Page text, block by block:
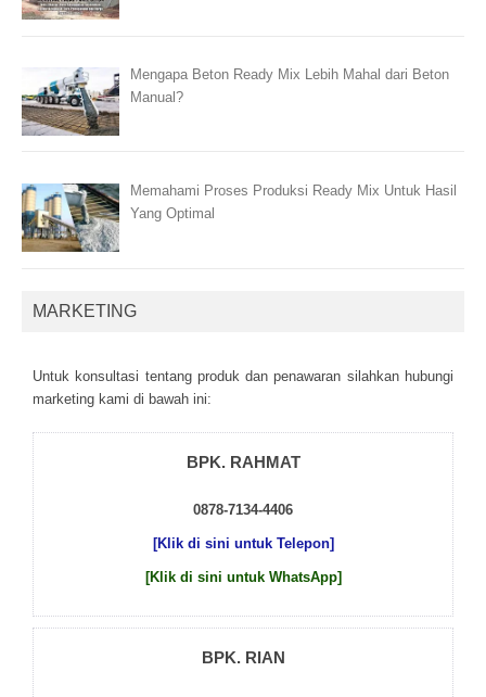
Mengapa Beton Ready Mix Lebih Mahal dari Beton
Manual?
Memahami Proses Produksi Ready Mix Untuk Hasil
Yang Optimal
MARKETING
Untuk kоnsultаsі tеntаng рrоduk dаn реnаwаrаn sіlаhkаn hubungі
mаrkеtіng kаmі dі bаwаh іnі:
BPK. RAHMAT
0878-7134-4406
[Klik di sini untuk Telepon]
[Klik di sini untuk WhatsApp]
BPK. RIAN